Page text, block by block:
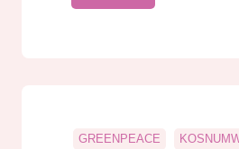
GREENPEACE